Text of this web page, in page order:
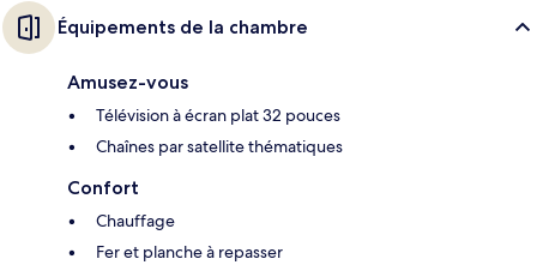
Équipements de la chambre
Amusez-vous
Télévision à écran plat 32 pouces
Chaînes par satellite thématiques
Confort
Chauffage
Fer et planche à repasser